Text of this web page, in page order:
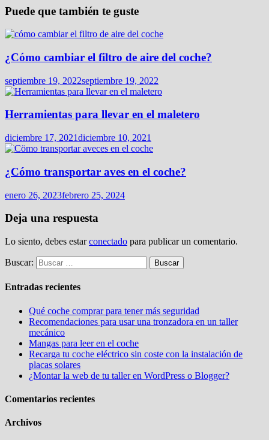
Puede que también te guste
¿Cómo cambiar el filtro de aire del coche?
septiembre 19, 2022septiembre 19, 2022
Herramientas para llevar en el maletero
diciembre 17, 2021diciembre 10, 2021
¿Cómo transportar aves en el coche?
enero 26, 2023febrero 25, 2024
Deja una respuesta
Lo siento, debes estarconectado para publicar un comentario.
Buscar:
Entradas recientes
Qué coche comprar para tener más seguridad
Recomendaciones para usar una tronzadora en un taller
mecánico
Mangas para leer en el coche
Recarga tu coche eléctrico sin coste con la instalación de
placas solares
¿Montar la web de tu taller en WordPress o Blogger?
Comentarios recientes
Archivos